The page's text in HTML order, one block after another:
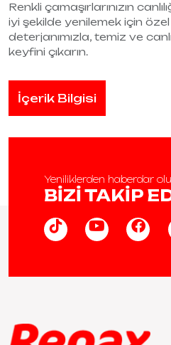
Renkli çamaşırlarınızın
iyi şekilde yenilemek için
deterjanımızla, temiz ve
keyfini çıkarın.
İçerik Bilgisi
Yeniliklerden haberdar
BİZİ TAKİP